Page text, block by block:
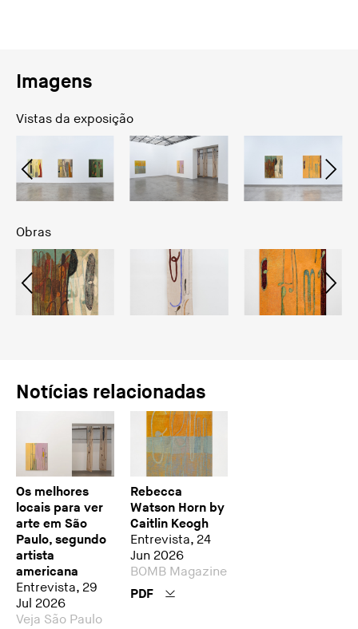
Imagens
Vistas da exposição
Obras
Notícias relacionadas
Os melhores
locais para ver
arte em São
Paulo, segundo
artista
americana
Entrevista, 29
Jul 2026
Veja São Paulo
Rebecca
Watson Horn by
Caitlin Keogh
Entrevista, 24
Jun 2026
BOMB Magazine
PDF